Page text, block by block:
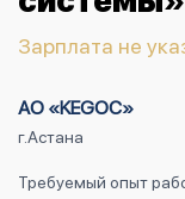
Зарплата не
АО «KEGOC»
г.Астана
Требуемый опыт